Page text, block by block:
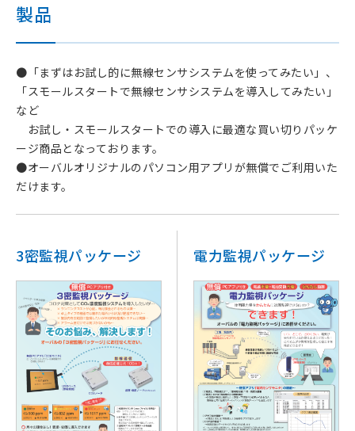
製品
●「まずはお試し的に無線センサシステムを使ってみたい」、
「スモールスタートで無線センサシステムを導入してみたい」
など
お試し・スモールスタートでの導入に最適な買い切りパッケ
ージ商品となっております。
●オーバルオリジナルのパソコン用アプリが無償でご利用いた
だけます。
3密監視パッケージ 電力監視パッケージ